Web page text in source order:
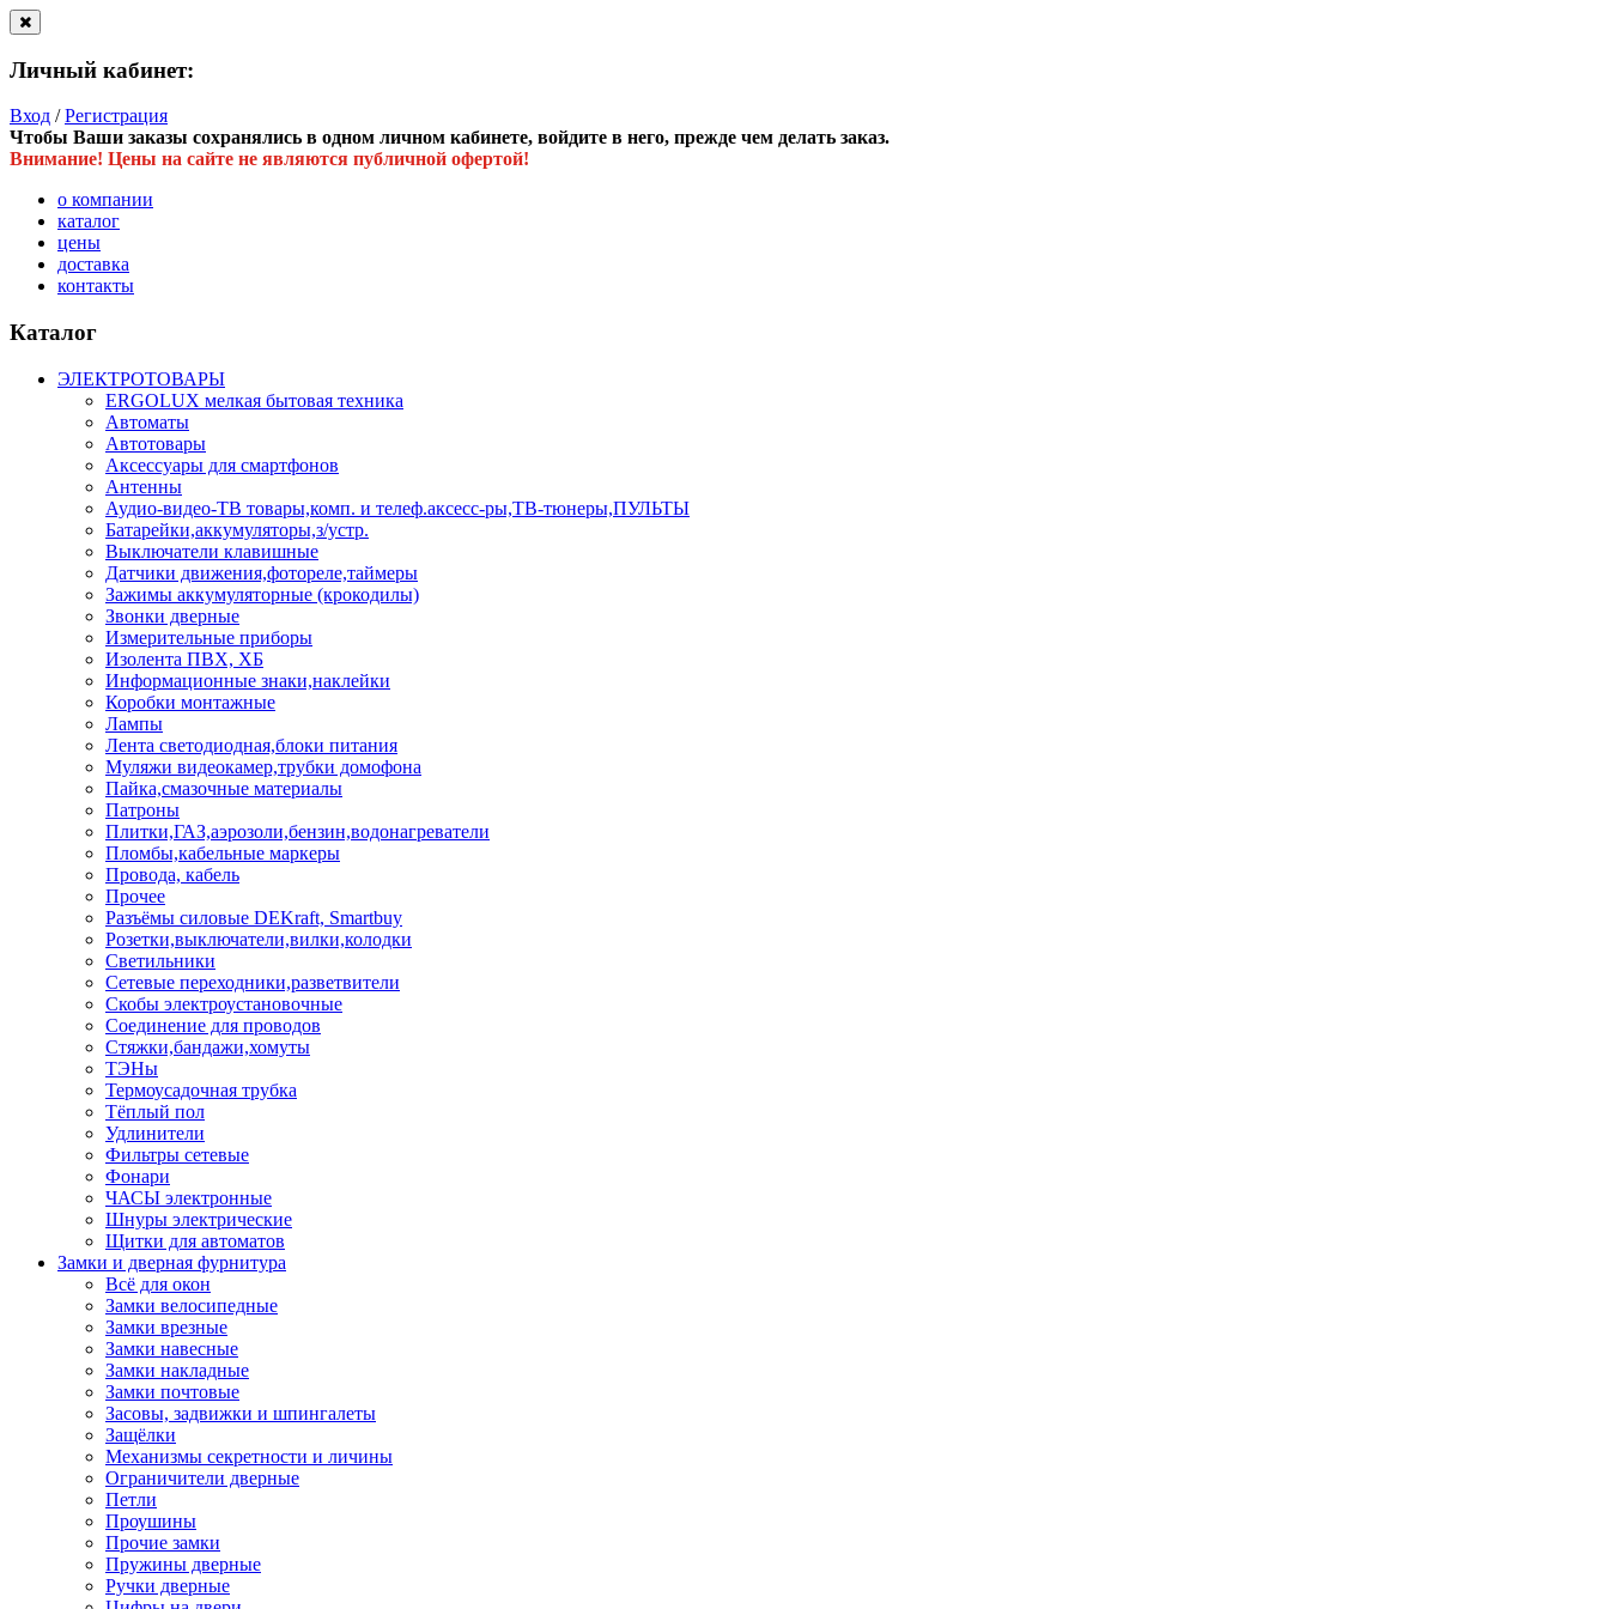
Личный кабинет:
Вход /Регистрация
Чтобы Ваши заказы сохранялись в одном личном кабинете, войдите в него, прежде чем делать заказ.
Внимание! Цены на сайте не являются публичной офертой!
о компании
каталог
цены
доставка
контакты
Каталог
ЭЛЕКТРОТОВАРЫ
ERGOLUX мелкая бытовая техника
Автоматы
Автотовары
Аксессуары для смартфонов
Антенны
Аудио-видео-ТВ товары,комп. и телеф.аксесс-ры,ТВ-тюнеры,ПУЛЬТЫ
Батарейки,аккумуляторы,з/устр.
Выключатели клавишные
Датчики движения,фотореле,таймеры
Зажимы аккумуляторные (крокодилы)
Звонки дверные
Измерительные приборы
Изолента ПВХ, ХБ
Информационные знаки,наклейки
Коробки монтажные
Лампы
Лента светодиодная,блоки питания
Муляжи видеокамер,трубки домофона
Пайка,смазочные материалы
Патроны
Плитки,ГАЗ,аэрозоли,бензин,водонагреватели
Пломбы,кабельные маркеры
Провода, кабель
Прочее
Разъёмы силовые DEKraft, Smartbuy
Розетки,выключатели,вилки,колодки
Светильники
Сетевые переходники,разветвители
Скобы электроустановочные
Соединение для проводов
Стяжки,бандажи,хомуты
ТЭНы
Термоусадочная трубка
Тёплый пол
Удлинители
Фильтры сетевые
Фонари
ЧАСЫ электронные
Шнуры электрические
Щитки для автоматов
Замки и дверная фурнитура
Всё для окон
Замки велосипедные
Замки врезные
Замки навесные
Замки накладные
Замки почтовые
Засовы, задвижки и шпингалеты
Защёлки
Механизмы секретности и личины
Ограничители дверные
Петли
Проушины
Прочие замки
Пружины дверные
Ручки дверные